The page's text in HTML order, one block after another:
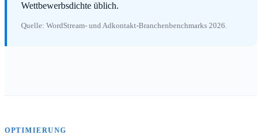
Wettbewerbsdichte üblich.
Quelle: WordStream- und Adkontakt-Branchenbenchmarks 2026.
OPTIMIERUNG